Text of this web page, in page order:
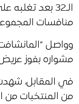
منافسات
وواصل
مشواره بفوز عريض
في المقابل،
من المنتخبات من